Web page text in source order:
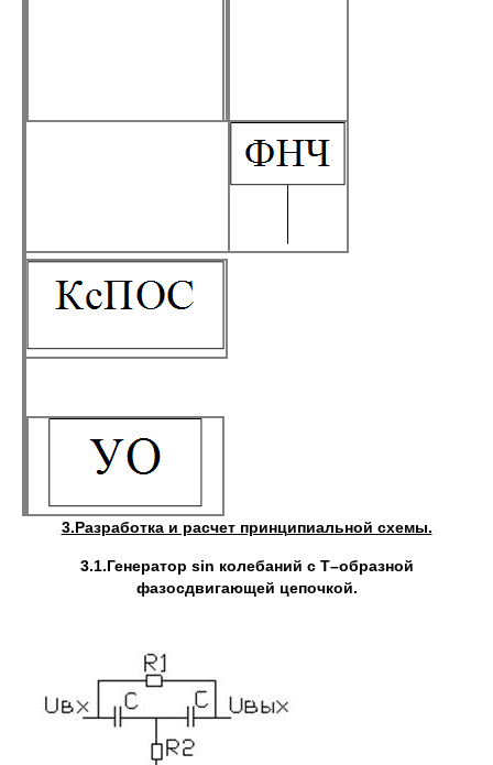
3.Разработка и расчет принципиальной схемы.
3.1.Генератор sin колебаний с Т–образной
фазосдвигающей цепочкой.